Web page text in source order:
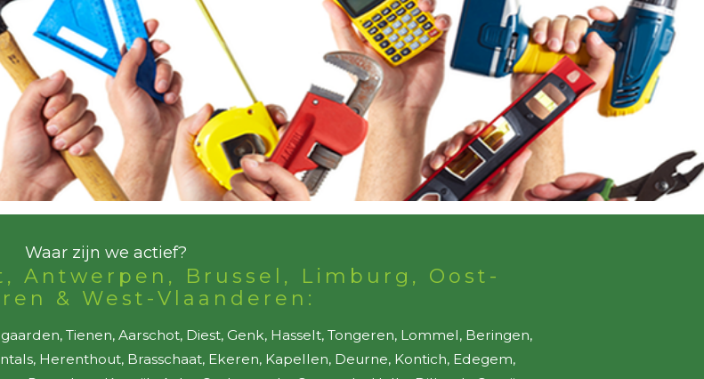
Waar zijn we actief?
Antwerpen, Brussel, Limburg, Oost-
& West-Vlaanderen:
Tienen, Aarschot, Diest, Genk, Hasselt, Tongeren, Lommel, Beringen,
Herenthout, Brasschaat, Ekeren, Kapellen, Deurne, Kontich, Edegem,